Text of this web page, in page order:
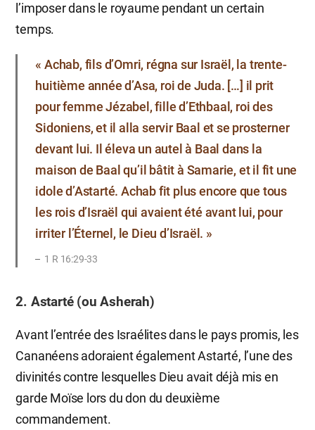
l’imposer dans le royaume pendant un certain
temps.
« Achab, fils d’Omri, régna sur Israël, la trente-
huitième année d’Asa, roi de Juda. […] il prit
pour femme Jézabel, fille d’Ethbaal, roi des
Sidoniens, et il alla servir Baal et se prosterner
devant lui. Il éleva un autel à Baal dans la
maison de Baal qu’il bâtit à Samarie, et il fit une
idole d’Astarté. Achab fit plus encore que tous
les rois d’Israël qui avaient été avant lui, pour
irriter l’Éternel, le Dieu d’Israël. »
1 R 16:29-33
2. Astarté (ou Asherah)
Avant l’entrée des Israélites dans le pays promis, les
Cananéens adoraient également Astarté, l’une des
divinités contre lesquelles Dieu avait déjà mis en
garde Moïse lors du don du deuxième
commandement.